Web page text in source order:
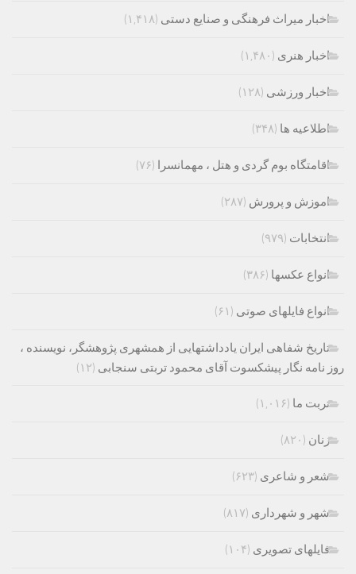
اخبار میراث فرهنگی و صنایع دستی (۱,۴۱۸)
اخبار هنری (۱,۴۸۰)
اخبار ورزشی (۱۲۸)
اطلاعیه ها (۳۴۸)
اقامتگاه بوم گردی و هتل ، مهمانسرا (۷۶)
اموزش و پرورش (۲۸۷)
انتخابات (۹۷۹)
انواع عکسها (۳۸۶)
انواع فایلهای صوتی (۶۱)
تاریخ شفاهی ایران یادداشتهایی از همشهری پژوهشگر، نویسنده ،
روز نامه نگار پیشکسوت آقای محمود تربتی سنجابی (۱۲)
تربت ما (۱,۰۱۶)
زنان (۸۲۰)
شعر و شاعری (۶۲۳)
شهر و شهرداری (۸۱۷)
فایلهای تصویری (۱۰۴)